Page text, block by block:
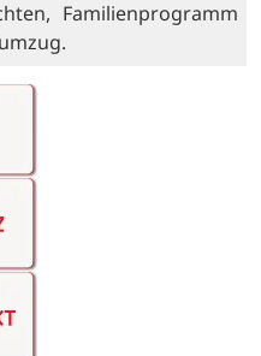
Familienprogramm